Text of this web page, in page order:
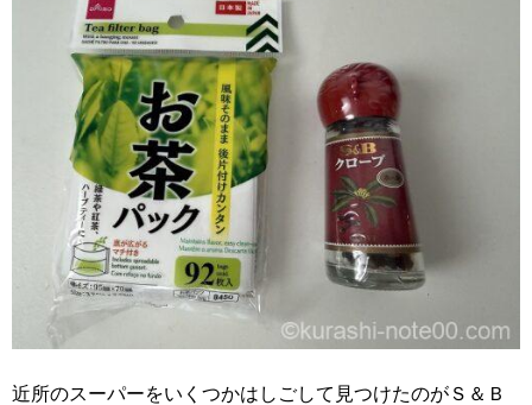
近所のスーパーをいくつかはしごして見つけたのがＳ＆Ｂ